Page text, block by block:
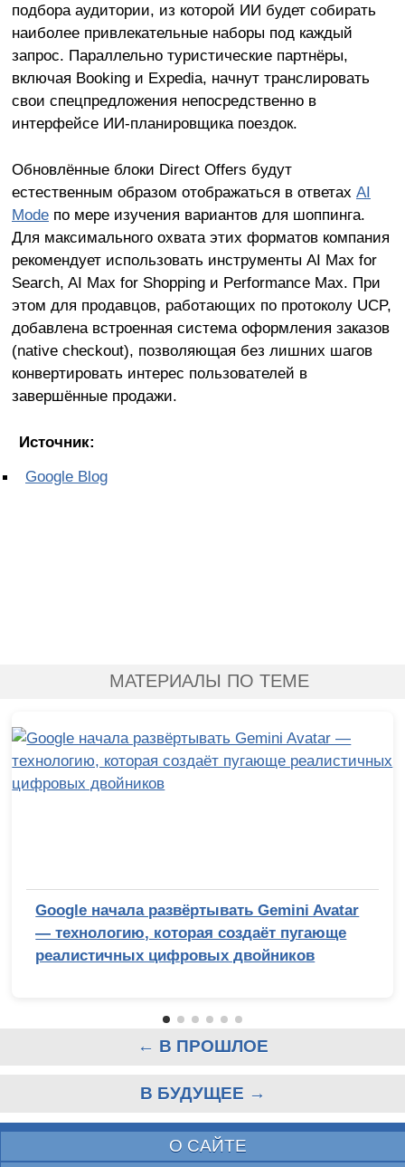
подбора аудитории, из которой ИИ будет собирать
наиболее привлекательные наборы под каждый
запрос. Параллельно туристические партнёры,
включая Booking и Expedia, начнут транслировать
свои спецпредложения непосредственно в
интерфейсе ИИ-планировщика поездок.
Обновлённые блоки Direct Offers будут
естественным образом отображаться в ответах AI
Modeпо мере изучения вариантов для шоппинга.
Для максимального охвата этих форматов компания
рекомендует использовать инструменты AI Max for
Search, AI Max for Shopping и Performance Max. При
этом для продавцов, работающих по протоколу UCP,
добавлена встроенная система оформления заказов
(native checkout), позволяющая без лишних шагов
конвертировать интерес пользователей в
завершённые продажи.
Источник:
Google Blog
МАТЕРИАЛЫ ПО ТЕМЕ
Google начала развёртывать Gemini Avatar
— технологию, которая создаёт пугающе
реалистичных цифровых двойников
← В ПРОШЛОЕ
В БУДУЩЕЕ →
О САЙТЕ